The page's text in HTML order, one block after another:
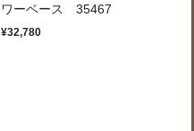
ワーベース 35467
¥32,780